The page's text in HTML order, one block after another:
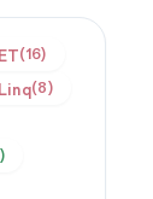
16
Linq 8